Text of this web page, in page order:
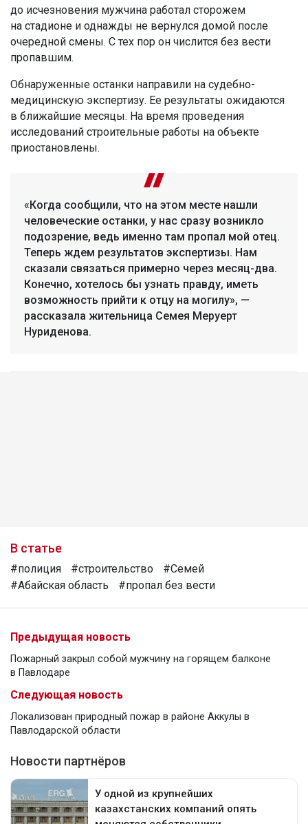
до исчезновения мужчина работал сторожем
на стадионе и однажды не вернулся домой после
очередной смены. С тех пор он числится без вести
пропавшим.
Обнаруженные останки направили на судебно-
медицинскую экспертизу. Ее результаты ожидаются
в ближайшие месяцы. На время проведения
исследований строительные работы на объекте
приостановлены.
«Когда сообщили, что на этом месте нашли
человеческие останки, у нас сразу возникло
подозрение, ведь именно там пропал мой отец.
Теперь ждем результатов экспертизы. Нам
сказали связаться примерно через месяц-два.
Конечно, хотелось бы узнать правду, иметь
возможность прийти к отцу на могилу», —
рассказала жительница Семея Меруерт
Нуриденова.
В статье
#полиция #строительство
#Семей
#Абайская область
#пропал без вести
Предыдущая новость
Пожарный закрыл собой мужчину на горящем балконе
в Павлодаре
Следующая новость
Локализован природный пожар в районе Аккулы в
Павлодарской области